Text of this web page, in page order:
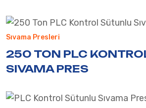
Sıvama Presleri
250 TON PLC
SIVAMA PRES